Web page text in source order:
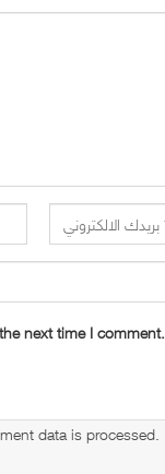
next time I comment.
data is processed.